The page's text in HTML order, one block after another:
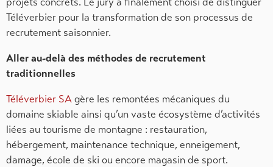
Téléverbier pour la transformation de son processus de
recrutement saisonnier.
Aller au-delà des méthodes de recrutement
traditionnelles
Téléverbier SAgère les remontées mécaniques du
domaine skiable ainsi qu’un vaste écosystème d’activités
liées au tourisme de montagne : restauration,
hébergement, maintenance technique, enneigement,
damage, école de ski ou encore magasin de sport.